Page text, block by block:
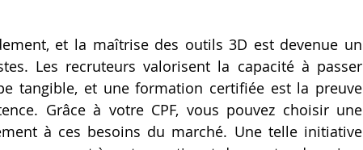
et la maîtrise des outils 3D est devenue un
Les recruteurs valorisent la capacité à passer
tangible, et une formation certifiée est la preuve
Grâce à votre CPF, vous pouvez choisir une
à ces besoins du marché. Une telle initiative